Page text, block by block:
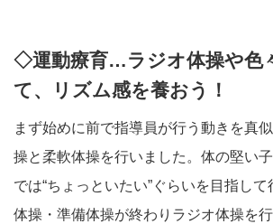
◇運動療育…ラジオ体操や色
て、リズム感を養おう！
まず始めに前で指導員が行う動きを真
操と柔軟体操を行いました。体の堅い
では“ちょっといたい”ぐらいを目指し
体操・準備体操が終わりラジオ体操を